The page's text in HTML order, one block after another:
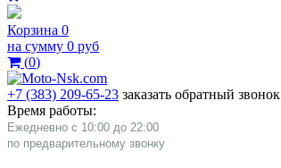
Корзина 0
на сумму 0 руб
(0)
+7 (383) 209-65-23 заказать обратный звонок
Время работы:
Ежедневно с 10:00 до 22:00
​по предварительному звонку